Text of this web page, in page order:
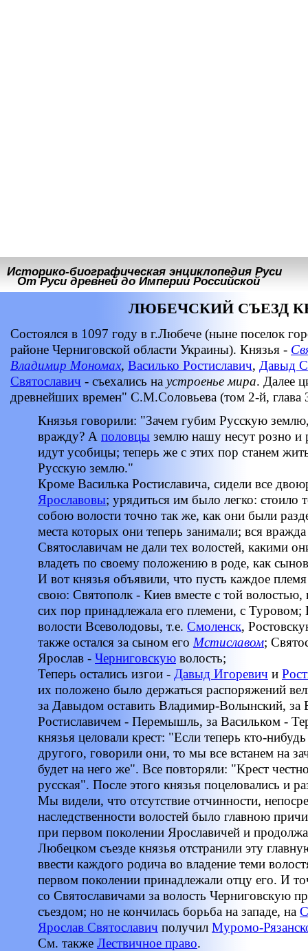
Историко-биографическая энциклопедия Руси
От Руси древней до Империи Российской
ЛЮБЕЧСКИЙ СЪЕЗД
Состоялся в 1097 году в г.Любече (ныне поселок
районе Черниговской области Украины). Князья -
Владимир Мономах, Василько Ростиславич, Давыд
Святославич - съехались на устроенье мира. Далее
древнейших времен" С.М.Соловьева (том 2-й, глава
Князья говорили: "Зачем губим Русскую
вражду? А половцы землю нашу несут розно
идут усобицы; теперь же с этих пор станем
Русскую землю."
Кроме Василька Ростиславича, сидели все
Ярославовы; урядиться им было легко: стоило
собою волости точно так же, как они были
места которых они теперь занимали; вся
Святославичам не дали тех волостей, какими
владеть по своему положению в роде, как
И вот князья объявили, что пусть каждое
свою: Святополк - Киев вместе с той волостью,
сих пор принадлежала его племени, с
волости Всеволодовы, т.е. Смоленск,
также остался за сыном его Мстиславом;
Ярослав - Черниговскую волость;
Теперь остались изгои - Давыд Игоревич и
их положено было держаться распоряжений
за Давыдом оставить Владимир-Волынский, за
Ростиславичем - Перемышль, за Васильком -
князья целовали крест: "Если теперь кто-
другого, говорили они, то мы все встанем на
будет на него же". Все повторяли: "Крест
русская". После этого князья поцеловались и
Мы видели, что отсутствие отчинности,
наследственности волостей было главною
при первом поколении Ярославичей и
Любецком съезде князья отстранили эту
ввести каждого родича во владение теми
первом поколении принадлежали отцу его. И
со Святославичами за волость Черниговскую
съездом; но не кончилась борьба на западе, на
Ярослав Святославич получил Муромо-
См. также Лествичное право.